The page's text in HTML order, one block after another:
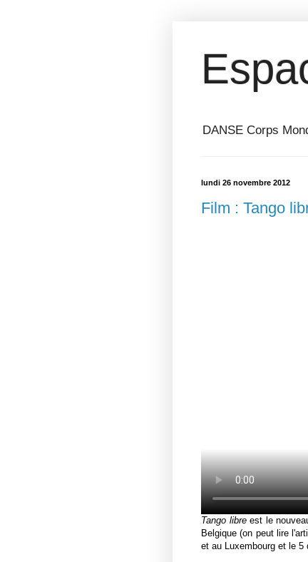
DANSE Corps
lundi 26 novembre 2012
Film : Tango
Tango libreest le
Belgique (on peut lire
et au Luxembourg et le 5